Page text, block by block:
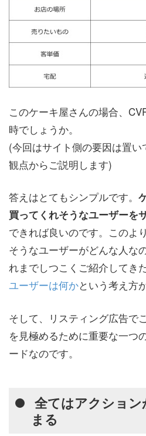
このケーキ屋さんの場合、
時でしょうか。
(今回はサイト側の要因は置
観点からご説明します)
答えはとてもシンプルです。
買ってくれそうなユーザーを
できれば良いのです。このよ
そうなユーザーがどんな人な
れまでしつこくご紹介してき
ユーザーは何かという考え方
そして、リスティング広告で
を見極めるために重要な一つ
ードなのです。
全てはアクショ
まる